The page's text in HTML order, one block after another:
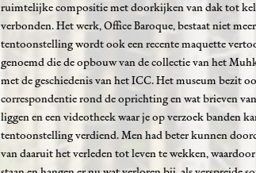
ruimtelijke compositie met doorkijken van dak tot
verbonden. Het werk, Office Baroque, bestaat niet
tentoonstelling wordt ook een recente maquette
genoemd die de opbouw van de collectie van het
met de geschiedenis van het ICC. Het museum bezit
correspondentie rond de oprichting en wat brieven
liggen en een videotheek waar je op verzoek banden
tentoonstelling verdiend. Men had beter kunnen
van daaruit het verleden tot leven te wekken,